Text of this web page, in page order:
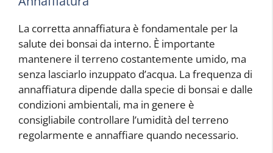
La corretta annaffiatura è fondamentale per la
salute dei bonsai da interno. È importante
mantenere il terreno costantemente umido, ma
senza lasciarlo inzuppato d’acqua. La frequenza di
annaffiatura dipende dalla specie di bonsai e dalle
condizioni ambientali, ma in genere è
consigliabile controllare l’umidità del terreno
regolarmente e annaffiare quando necessario.